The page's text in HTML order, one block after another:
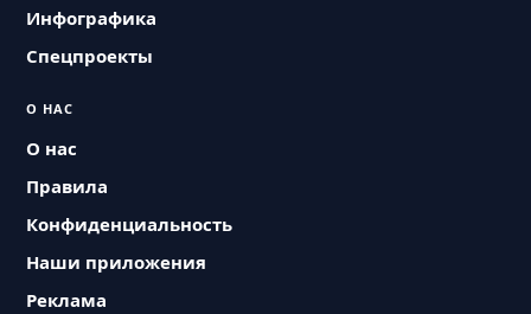
Инфографика
Спецпроекты
О НАС
О нас
Правила
Конфиденциальность
Наши приложения
Реклама